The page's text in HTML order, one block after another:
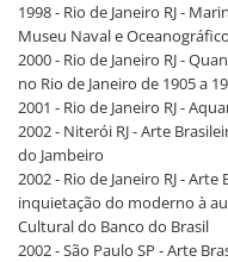
1998 - Rio de Janeiro RJ -
Museu Naval e
2000 - Rio de Janeiro RJ -
no Rio de Janeiro de 1905 a
2001 - Rio de Janeiro RJ -
2002 - Niterói RJ - Arte
do Jambeiro
2002 - Rio de Janeiro RJ -
inquietação do moderno à
Cultural do Banco do Brasil
2002 - São Paulo SP - Arte